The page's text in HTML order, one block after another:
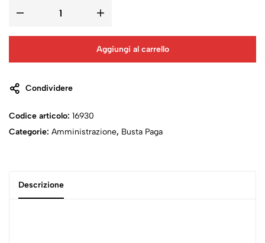
Aggiungi al carrello
Condividere
Codice articolo: 16930
Categorie: Amministrazione, Busta Paga
Descrizione